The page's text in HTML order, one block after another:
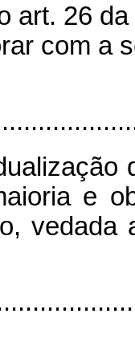
art. 26
com a
e
vedada